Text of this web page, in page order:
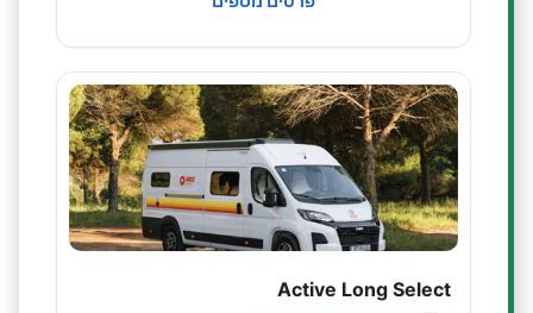
Active Long Select